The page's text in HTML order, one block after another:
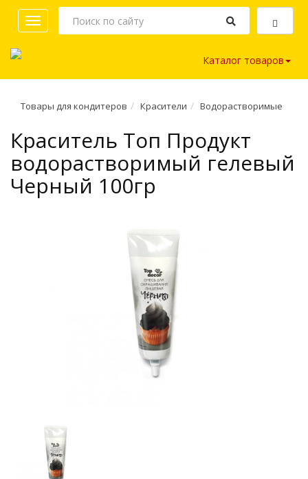
Toggle
navigation
Каталог товаров
Товары для кондитеров Красители Водорастворимые
Краситель Топ Продукт
водорастворимый гелевый
Черный 100гр